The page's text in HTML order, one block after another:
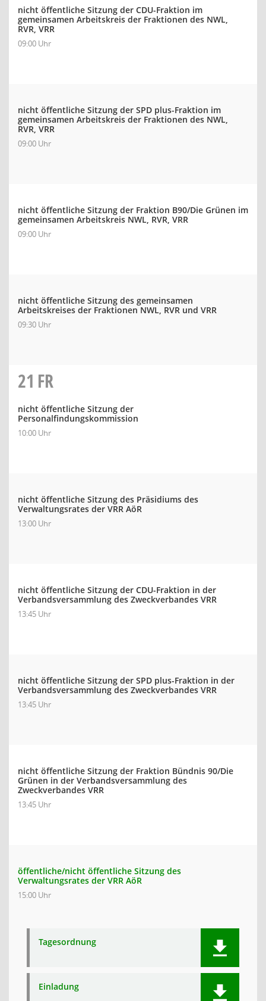
nicht öffentliche Sitzung der CDU-Fraktion im
gemeinsamen Arbeitskreis der Fraktionen des NWL,
RVR, VRR
09:00 Uhr
nicht öffentliche Sitzung der SPD plus-Fraktion im
gemeinsamen Arbeitskreis der Fraktionen des NWL,
RVR, VRR
09:00 Uhr
nicht öffentliche Sitzung der Fraktion B90/Die Grünen im
gemeinsamen Arbeitskreis NWL, RVR, VRR
09:00 Uhr
nicht öffentliche Sitzung des gemeinsamen
Arbeitskreises der Fraktionen NWL, RVR und VRR
09:30 Uhr
21 FR
nicht öffentliche Sitzung der
Personalfindungskommission
10:00 Uhr
nicht öffentliche Sitzung des Präsidiums des
Verwaltungsrates der VRR AöR
13:00 Uhr
nicht öffentliche Sitzung der CDU-Fraktion in der
Verbandsversammlung des Zweckverbandes VRR
13:45 Uhr
nicht öffentliche Sitzung der SPD plus-Fraktion in der
Verbandsversammlung des Zweckverbandes VRR
13:45 Uhr
nicht öffentliche Sitzung der Fraktion Bündnis 90/Die
Grünen in der Verbandsversammlung des
Zweckverbandes VRR
13:45 Uhr
öffentliche/nicht öffentliche Sitzung des
Verwaltungsrates der VRR AöR
15:00 Uhr
Tagesordnung
Einladung